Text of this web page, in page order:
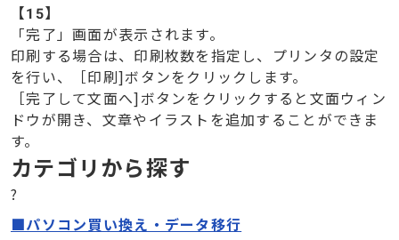
【15】
「完了」画面が表示されます。
印刷する場合は、印刷枚数を指定し、プリンタの設定
を行い、［印刷]ボタンをクリックします。
［完了して文面へ]ボタンをクリックすると文面ウィン
ドウが開き、文章やイラストを追加することができま
す。
カテゴリから探す
?
■パソコン買い換え・データ移行